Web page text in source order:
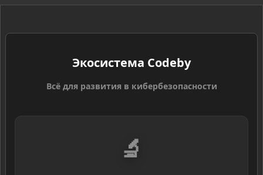
Экосистема Codeby
Всё для развития в кибербезопасности
🔬